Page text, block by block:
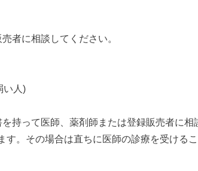
者に相談してください。
人)
持って医師、薬剤師または登録販売者に相
。その場合は直ちに医師の診療を受けるこ